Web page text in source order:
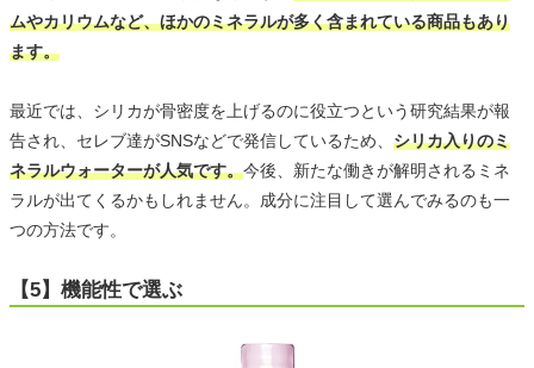
ムやカリウムなど、ほかのミネラルが多く含まれている商品もあり
ます。
最近では、シリカが骨密度を上げるのに役立つという研究結果が報
告され、セレブ達がSNSなどで発信しているため、 シリカ入りのミ
ネラルウォーターが人気です。今後、新たな働きが解明されるミネ
ラルが出てくるかもしれません。成分に注目して選んでみるのも一
つの方法です。
【5】機能性で選ぶ